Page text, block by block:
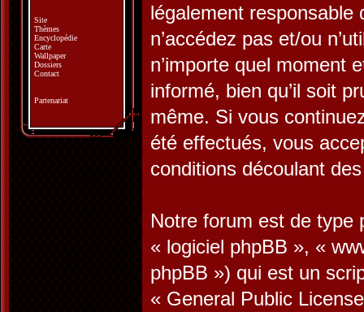
légalement responsable
n’accédez pas et/ou
n’importe quel moment
informé, bien qu’il soit
même. Si vous
été effectués, vous
conditions découlant
Notre forum est de type
« logiciel phpBB », «
phpBB ») qui est un
« General Public License
Site
Thèmes
Encyclopédie
Carte
Wallpaper
Dossiers
Contact
Partenariat